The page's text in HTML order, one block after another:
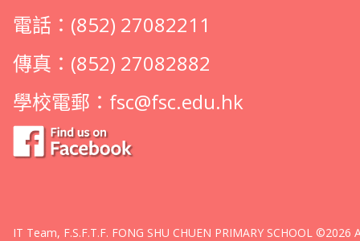
電話：(852) 27082211
傳真：(852) 27082882
學校電郵： fsc@fsc.edu.hk
IT Team, F.S.F.T.F. FONG SHU CHUEN PRIMARY SCHOOL ©2026